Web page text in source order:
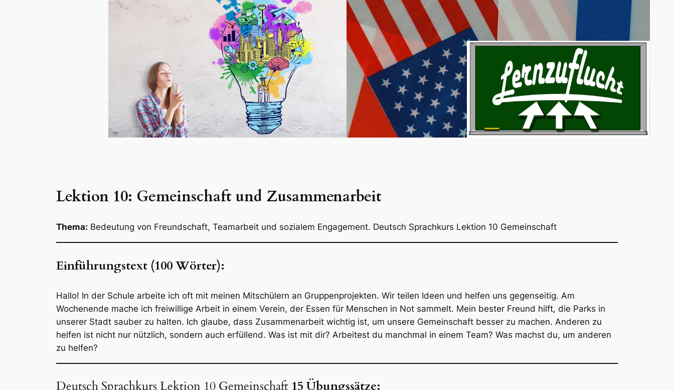
Lektion 10: Gemeinschaft und Zusammenarbeit
Thema: Bedeutung von Freundschaft, Teamarbeit und sozialem Engagement. Deutsch Sprachkurs Lektion 10 Gemeinschaft
Einführungstext (100 Wörter):
Hallo! In der Schule arbeite ich oft mit meinen Mitschülern an Gruppenprojekten. Wir teilen Ideen und helfen uns gegenseitig. Am
Wochenende mache ich freiwillige Arbeit in einem Verein, der Essen für Menschen in Not sammelt. Mein bester Freund hilft, die Parks in
unserer Stadt sauber zu halten. Ich glaube, dass Zusammenarbeit wichtig ist, um unsere Gemeinschaft besser zu machen. Anderen zu
helfen ist nicht nur nützlich, sondern auch erfüllend. Was ist mit dir? Arbeitest du manchmal in einem Team? Was machst du, um anderen
zu helfen?
Deutsch Sprachkurs Lektion 10 Gemeinschaft 15 Übungssätze: